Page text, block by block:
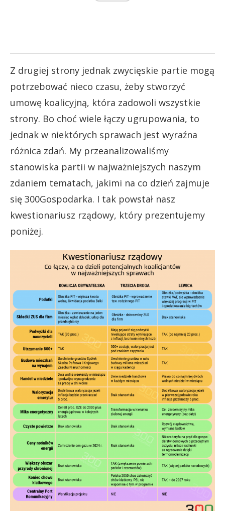
Z drugiej strony jednak zwycięskie partie mogą
potrzebować nieco czasu, żeby stworzyć
umowę koalicyjną, która zadowoli wszystkie
strony. Bo choć wiele łączy ugrupowania, to
jednak w niektórych sprawach jest wyraźna
różnica zdań. My przeanalizowaliśmy
stanowiska partii w najważniejszych naszym
zdaniem tematach, jakimi na co dzień zajmuje
się 300Gospodarka. I tak powstał nasz
kwestionariusz rządowy, który prezentujemy
poniżej.